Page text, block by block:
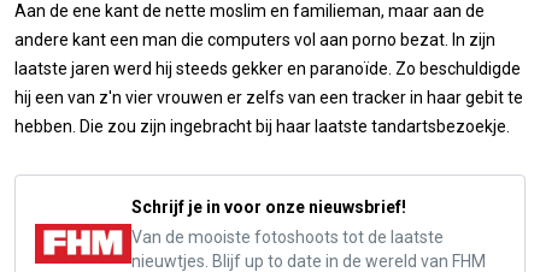
Aan de ene kant de nette moslim en familieman, maar aan de
andere kant een man die computers vol aan porno bezat. In zijn
laatste jaren werd hij steeds gekker en paranoïde. Zo beschuldigde
hij een van z'n vier vrouwen er zelfs van een tracker in haar gebit te
hebben. Die zou zijn ingebracht bij haar laatste tandartsbezoekje.
Schrijf je in voor onze nieuwsbrief!
Van de mooiste fotoshoots tot de laatste
nieuwtjes. Blijf up to date in de wereld van FHM